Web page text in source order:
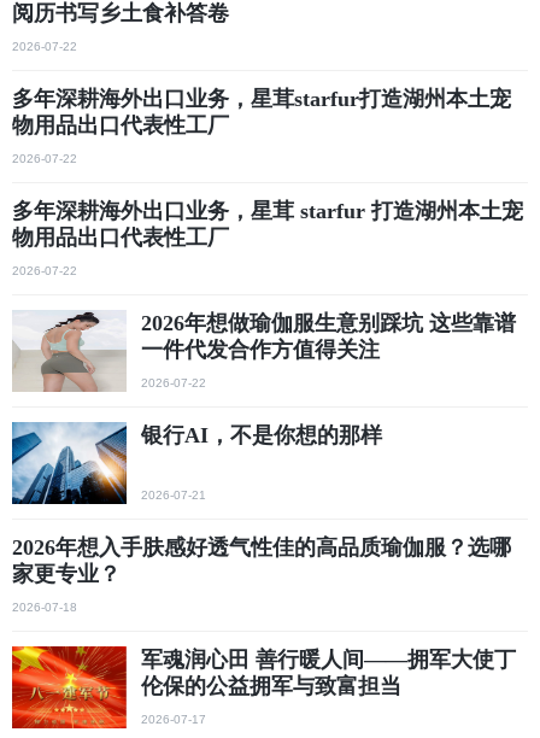
阅历书写乡土食补答卷
2026-07-22
多年深耕海外出口业务，星茸starfur打造湖州本土宠
物用品出口代表性工厂
2026-07-22
多年深耕海外出口业务，星茸 starfur 打造湖州本土宠
物用品出口代表性工厂
2026-07-22
2026年想做瑜伽服生意别踩坑 这些靠谱
一件代发合作方值得关注
2026-07-22
银行AI，不是你想的那样
2026-07-21
2026年想入手肤感好透气性佳的高品质瑜伽服？选哪
家更专业？
2026-07-18
军魂润心田 善行暖人间——拥军大使丁
伦保的公益拥军与致富担当
2026-07-17